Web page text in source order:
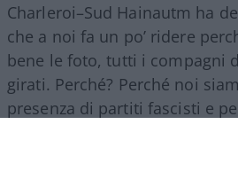
Charleroi–Sud Hainautm ha
che a noi fa un po’ ridere
bene le foto, tutti i compagni
girati. Perché? Perché noi
presenza di partiti fascisti e